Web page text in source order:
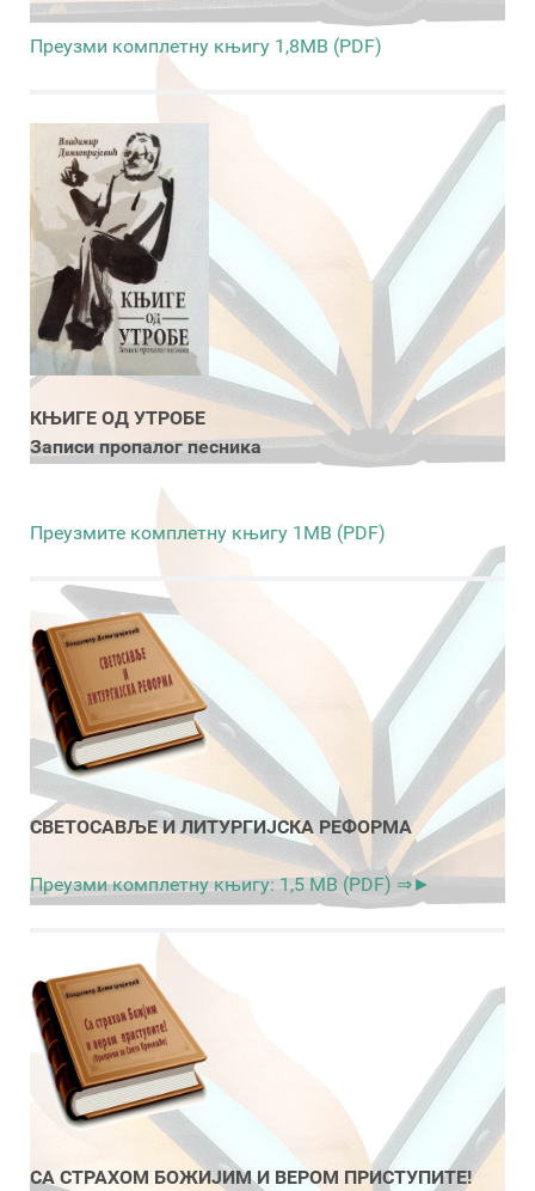
Преузми комплетну књигу 1,8MB (PDF)
КЊИГЕ ОД УТРОБЕ
Записи пропалог песника
Преузмите комплетну књигу 1MB (PDF)
СВЕТОСАВЉЕ И ЛИТУРГИЈСКА РЕФОРМА
Преузми комплетну књигу: 1,5 MB (PDF) ⇒►
СА СТРАХОМ БОЖИЈИМ И ВЕРОМ ПРИСТУПИТЕ!